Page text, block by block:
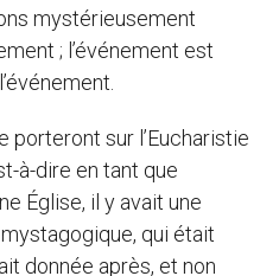
mystérieusement
; l’événement est
porteront sur l’Eucharistie
à-dire en tant que
Église, il y avait une
qui était
donnée après, et non